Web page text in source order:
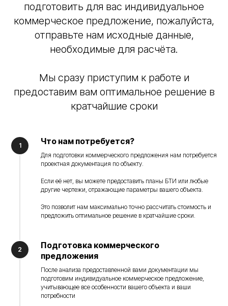
подготовить для вас индивидуальное
коммерческое предложение, пожалуйста,
отправьте нам исходные данные,
необходимые для расчёта.
Мы сразу приступим к работе и
предоставим вам оптимальное решение в
кратчайшие сроки
Что нам потребуется?
Для подготовки коммерческого предложения нам потребуется
проектная документация по объекту.
Если её нет, вы можете предоставить планы БТИ или любые
другие чертежи, отражающие параметры вашего объекта.
Это позволит нам максимально точно рассчитать стоимость и
предложить оптимальное решение в кратчайшие сроки.
Подготовка коммерческого
предложения
После анализа предоставленной вами документации мы
подготовим индивидуальное коммерческое предложение,
учитывающее все особенности вашего объекта и ваши
потребности
Презентация
изменяться уточняйте пожалуйста